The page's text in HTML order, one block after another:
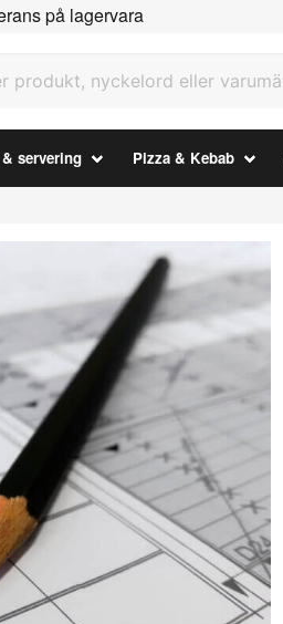
på lagervara
servering Pizza & Kebab